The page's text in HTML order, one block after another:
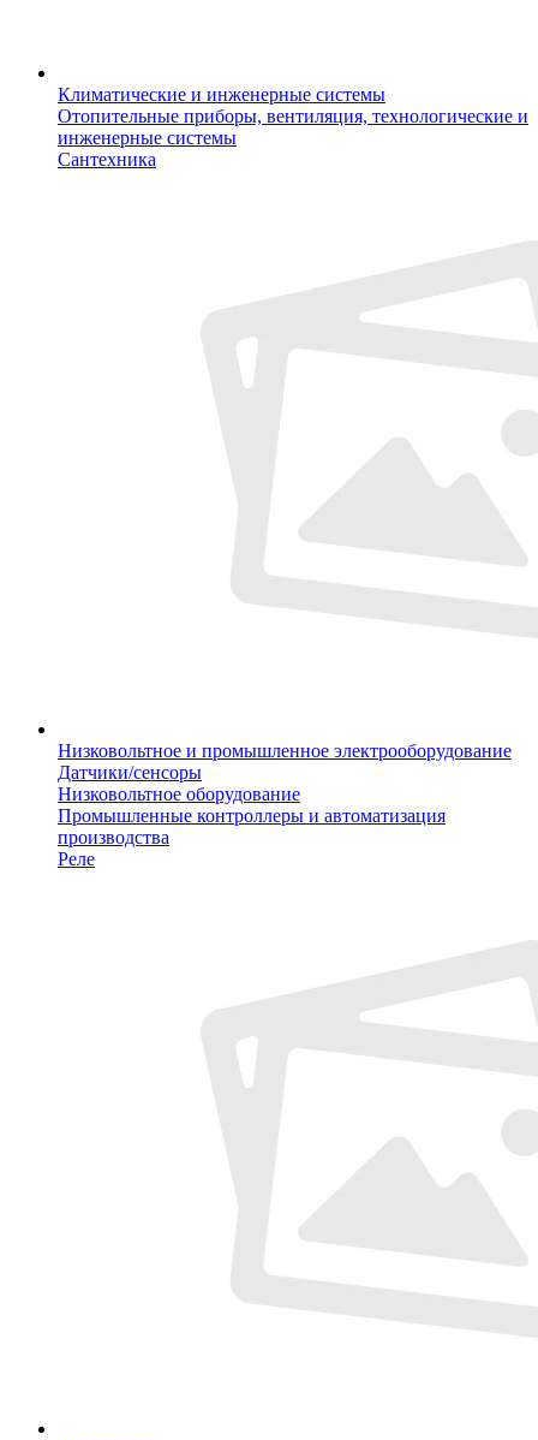
Климатические и инженерные системы
Отопительные приборы, вентиляция, технологические и
инженерные системы
Сантехника
Низковольтное и промышленное электрооборудование
Датчики/сенсоры
Низковольтное оборудование
Промышленные контроллеры и автоматизация
производства
Реле